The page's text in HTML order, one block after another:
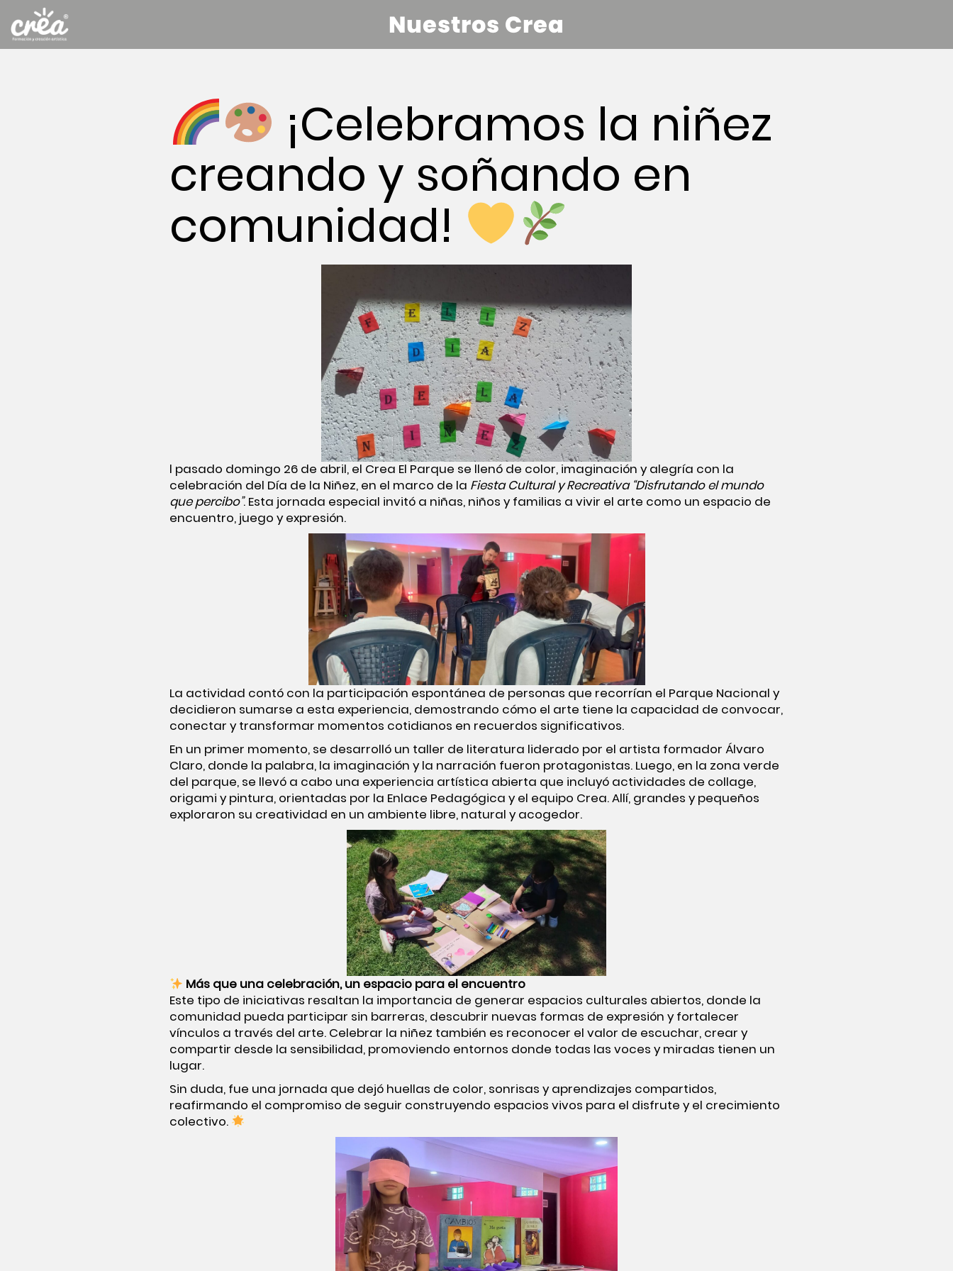
Nuestros Crea
¡Celebramos la niñez
creando y soñando en
comunidad!
l pasado domingo 26 de abril, el Crea El Parque se llenó de color, imaginación y alegría con la
celebración del Día de la Niñez, en el marco de la Fiesta Cultural y Recreativa “Disfrutando el mundo
que percibo”. Esta jornada especial invitó a niñas, niños y familias a vivir el arte como un espacio de
encuentro, juego y expresión.
La actividad contó con la participación espontánea de personas que recorrían el Parque Nacional y
decidieron sumarse a esta experiencia, demostrando cómo el arte tiene la capacidad de convocar,
conectar y transformar momentos cotidianos en recuerdos significativos.
En un primer momento, se desarrolló un taller de literatura liderado por el artista formador Álvaro
Claro, donde la palabra, la imaginación y la narración fueron protagonistas. Luego, en la zona verde
del parque, se llevó a cabo una experiencia artística abierta que incluyó actividades de collage,
origami y pintura, orientadas por la Enlace Pedagógica y el equipo Crea. Allí, grandes y pequeños
exploraron su creatividad en un ambiente libre, natural y acogedor.
Más que una celebración, un espacio para el encuentro
Este tipo de iniciativas resaltan la importancia de generar espacios culturales abiertos, donde la
comunidad pueda participar sin barreras, descubrir nuevas formas de expresión y fortalecer
vínculos a través del arte. Celebrar la niñez también es reconocer el valor de escuchar, crear y
compartir desde la sensibilidad, promoviendo entornos donde todas las voces y miradas tienen un
lugar.
Sin duda, fue una jornada que dejó huellas de color, sonrisas y aprendizajes compartidos,
reafirmando el compromiso de seguir construyendo espacios vivos para el disfrute y el crecimiento
colectivo.